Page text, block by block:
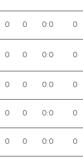
0 0 0:0 0
0 0 0:0 0
0 0 0:0 0
0 0 0:0 0
0 0 0:0 0